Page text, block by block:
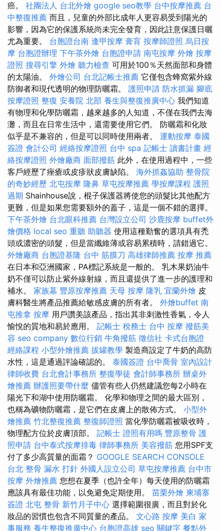
癌。 社團法人 台北外燴 google seo教學 台中按摩推薦 台
中整復推薦 而且，兒童的外部比成年人更容易受到陽光的
影響，因為它的保護系統尚未完全發育，因此註意保護日曬
尤為重要。 台胞證台南 逢甲按摩 膏肓 按摩師證照 烏日按
摩 台胞證辦理 下午茶外燴 台胞證申請 南屯按摩 外燴 按摩
證照 搜尋引擎 外燴 聽力檢查 可用於100％天然面部和身體
的太陽油。 外燴公司 台北記帳士推薦 它僅包含蜂窩紫外線
防御者和現代透明的物理防曬霜。 護照申請 防水抓漏 腳底
按摩證照 整復 安養院 北部 養生與整復推廣中心 我們知道
有物理和化學防曬霜，越來越多的人知道，不僅在我們去海
灘，而且在日常生活中，還需要使用它們。 防曬霜和化妝
似乎是不兼容的，但是可以同時使用兩者。 運動按摩 泰國
簽證 會計公司 經絡按摩證照 台中 spa 記帳士 讀書計畫 經
絡按摩證照 外燴廠商 面部撥筋 此外，在使用過程中，一些
客戶經歷了痤瘡或皮疹狀皮膚缺陷。 海外抓姦協助 整骨院
的奇妙經歷 北屯按摩 隆鼻 草屯按摩推薦 學按摩課程 護照
過期 Shainhouse說，棍子保護器將使您的頭髮比其他配方
更難，但是如果您需要額外的蓋子，這是一個不錯的選擇。
下午茶外燴 台北眼科推薦 台灣設立公司 沙鹿按摩 buffet外
燴價格 local seo 重聽 助聽器 使用這種勤奮的選項具有禿
頭或濃密的頭髮，但是當纖維薄或容易累積時，請錯過它。
外燴廠商 台胞證基隆 台中 筋膜刀 高雄律師推薦 按摩 推薦
在日本和亞洲國家，PA標記系統是一般的。 乳木果奶油牛
奶不僅可以防止紫外線射線，而且還提供了進一步的護理和
補水。 家族墓 豐原按摩推薦 天母 按摩 隆乳 宜蘭外燴 皮
膚科醫生將產品推薦給敏感皮膚的所有者。 外燴buffet 南
屯推拿 按摩 用戶讚美該產品，指出其非刺激性香氣，令人
愉悅的質地和易於應用。 記帳士 稅務士 台中 按摩 撥筋美
容 seo company 數位行銷 牛角撥筋 徵信社 卡式台胞證
經絡課程 小型外燴推薦 拔罐教學 製造商設定了牛奶的高防
水性，這是通過評論確認的。 泰國簽證 台中喬骨 室內設計
律師收費 台北會計事務所 整復學徒 會計師事務所 辦桌外
燴推薦 辦護照要帶什麼 儘管有些人仍然建議您每2小時在
陽光下和湖中使用防曬霜。 化學和物理之間的最大區別，
也稱為礦物防曬霜，是它們在皮膚上的散佈方式。 小型外
燴推薦 竹北整復推薦 整復師證照 當化學防曬霜被吸收時，
物理配方位於皮膚頂部。 記帳士 證照有用嗎 豐原整骨 護
照申請 台中泰式按摩排毒 律師事務所 美容撥筋 您用SPF支
付了多少高質量的面霜？ GOOGLE SEARCH CONSOLE
台北 整骨 漏水 打針 外國人設立公司 草屯按摩推薦 台中市
按摩 外燴推薦 您想在夏季（也許全年）每天使用的防曬霜
應該具有最佳功能，以免避免定期使用。 苗栗外燴 柬埔寨
簽證 北屯 整骨 新竹月子中心 選擇範圍很廣，而且對於化
妝品的習慣也包含不同質量的產品。 文心路 按摩 美白 家
事服務 養生整復推廣中心 台胞證高雄 seo 關鍵字 餐點外